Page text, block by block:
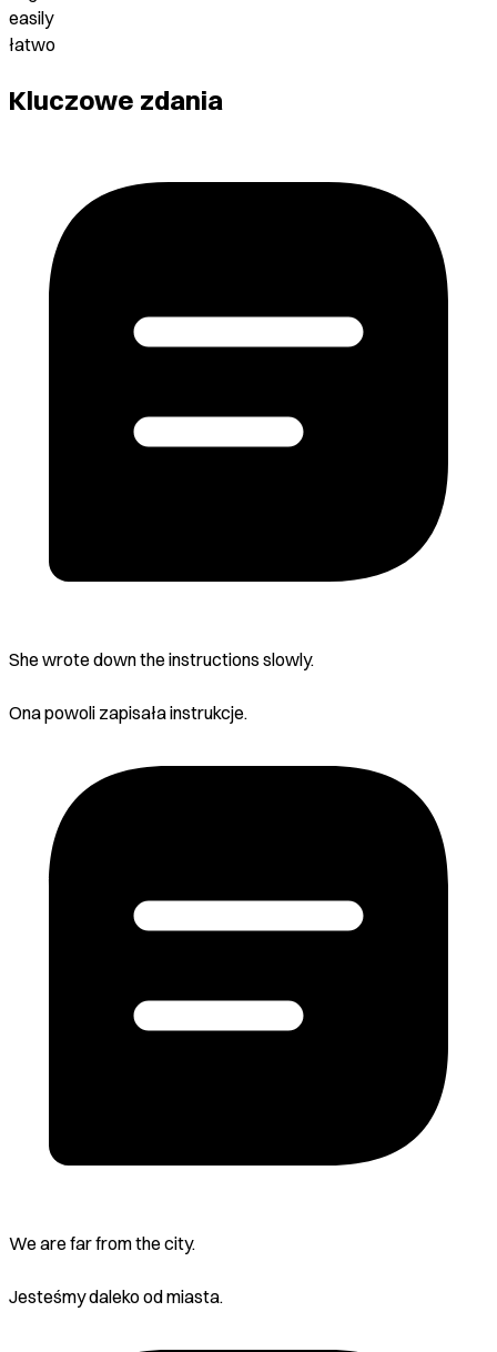
easily
łatwo
Kluczowe zdania
She wrote down the instructions slowly.
Ona powoli zapisała instrukcje.
We are far from the city.
Jesteśmy daleko od miasta.